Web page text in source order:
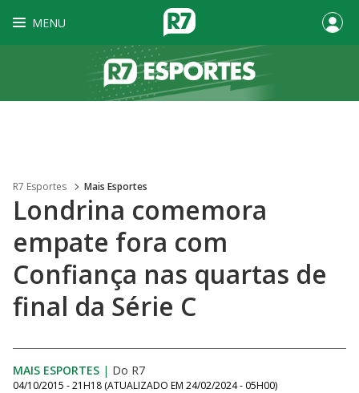
MENU
R7 Esportes Mais Esportes
Londrina comemora
empate fora com
Confiança nas quartas de
final da Série C
MAIS ESPORTES | Do R7
04/10/2015 - 21H18 (ATUALIZADO EM 24/02/2024 - 05H00)